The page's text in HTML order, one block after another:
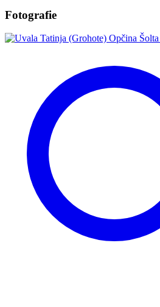
Fotografie